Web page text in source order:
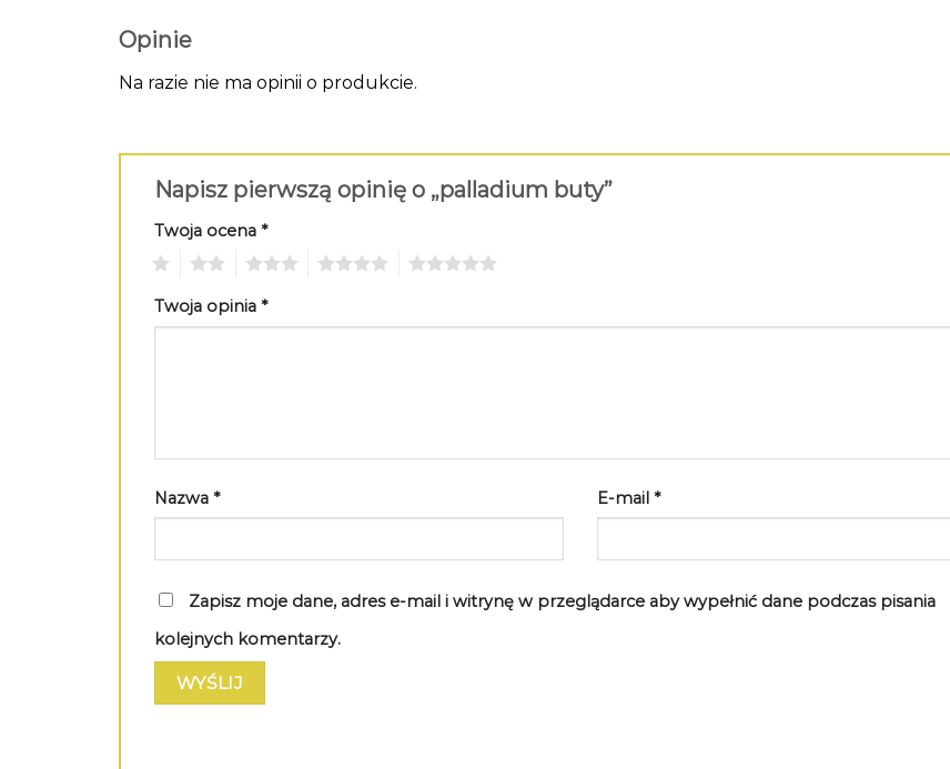
Opinie
Na razie nie ma opinii o produkcie.
Napisz pierwszą opinię o „palladium buty”
Twoja ocena *
Twoja opinia *
Nazwa * E-mail *
Zapisz moje dane, adres e-mail i witrynę w przeglądarce aby wypełnić dane podczas pisania
kolejnych komentarzy.